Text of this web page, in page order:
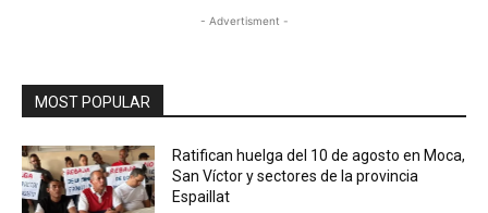
- Advertisment -
MOST POPULAR
Ratifican huelga del 10 de agosto en Moca,
San Víctor y sectores de la provincia
Espaillat